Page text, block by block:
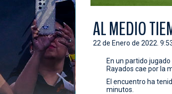
AL MEDIO
22 de Enero de 2022.
En un partido
Rayados cae por la
El encuentro ha
minutos.